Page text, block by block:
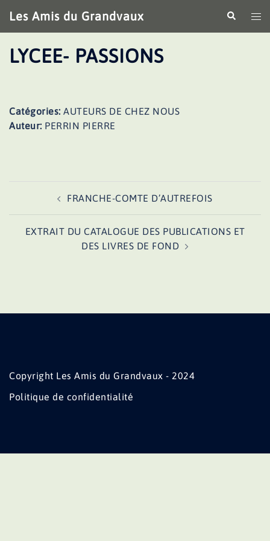
au
contenu
Les Amis du Grandvaux
le
LYCEE- PASSIONS
Catégories: AUTEURS DE CHEZ NOUS
Auteur: PERRIN PIERRE
d’article
FRANCHE-COMTE D’AUTREFOIS
EXTRAIT DU CATALOGUE DES PUBLICATIONS ET
DES LIVRES DE FOND
Copyright Les Amis du Grandvaux - 2024
Politique de confidentialité